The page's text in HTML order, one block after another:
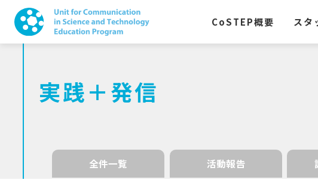
CoSTEP概要 スタ
実践＋発信
全件一覧 活動報告